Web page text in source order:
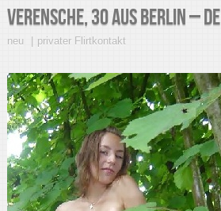
Verensche, 30 aus Berlin – DE
neu privater Flirtkontakt